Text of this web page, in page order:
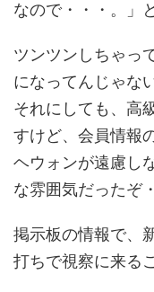
なので・・・。」
ツンツンしちゃっ
になってんじゃな
それにしても、高
すけど、会員情報
ヘウォンが遠慮し
な雰囲気だったぞ
掲示板の情報で、
打ちで視察に来る